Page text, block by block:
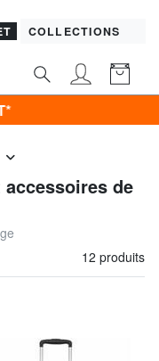
COLLECTIONS
de
12 produits